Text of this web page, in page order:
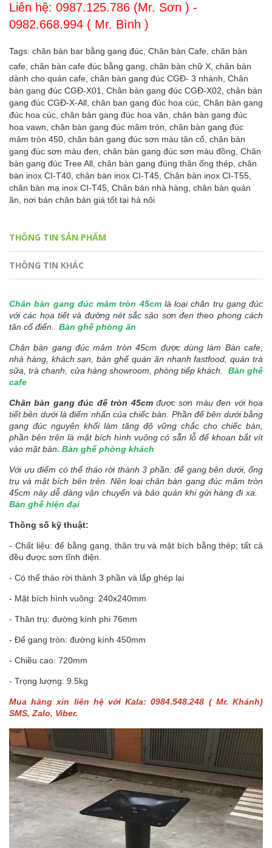
Liên hệ: 0987.125.786 (Mr. Sơn ) -
0982.668.994 ( Mr. Bình )
Tags: chân bàn bar bằng gang đúc, Chân bàn Cafe, chân bàn
cafe, chân bàn cafe đúc bằng gang, chân bàn chữ X, chân bàn
dành cho quán cafe, chân bàn gang đúc CGĐ- 3 nhánh, Chân
bàn gang đúc CGĐ-X01, Chân bàn gang đúc CGĐ-X02, chân bàn
gang đúc CGĐ-X-All, chân ban gang đúc hoa cúc, Chân bàn gang
đúc hoa cúc, chân bàn gang đúc hoa văn, chân bàn gang đúc
hoa vawn, chân bàn gang đúc mâm tròn, chân bàn gang đúc
mâm tròn 450, chân bàn gang đúc sơn màu tân cổ, chân bàn
gang đúc sơn màu đen, chân bàn gang đúc sơn màu đồng, Chân
bàn gang đúc Tree All, chân bàn gang đúng thân ống thép, chân
bàn inox CI-T40, chân bàn inox CI-T45, Chân bàn inox CI-T55,
chân bàn mạ inox CI-T45, Chân bàn nhà hàng, chân bàn quán
ăn, nơi bán chân bàn giá tốt tại hà nôi
THÔNG TIN SẢN PHẨM
THÔNG TIN KHÁC
Chân bàn gang đúc mâm tròn 45cmlà loại chân trụ gang đúc
với các họa tiết và đường nét sắc sảo sơn đen theo phong cách
tân cổ điển.
Bàn ghế phòng ăn
Chân bàn gang đúc mâm tròn 45cm được dùng làm Bàn cafe,
nhà hàng, khách sạn, bàn ghế quán ăn nhanh fastfood, quán trà
sữa, trà chanh, cửa hàng showroom, phòng tiếp khách.
Bàn ghế
cafe
Chân bàn gang đúc đế tròn 45cmđược sơn màu đen với họa
tiết bên dưới là điểm nhấn của chiếc bàn. Phần đế bên dưới bằng
gang đúc nguyên khối làm tăng độ vững chắc cho chiếc bàn,
phần bên trên là mặt bích hình vuông có sẵn lỗ để khoan bắt vít
vào mặt bàn. Bàn ghế phòng khách
Với ưu điểm có thể tháo rời thành 3 phần: đế gang bên dưới, ống
trụ và mặt bích bên trên. Nên loại chân bàn gang đúc mâm tròn
45cm này dễ dàng vận chuyển và bảo quản khi gửi hàng đi xa.
Bàn ghế hiện đại
Thông số kỹ thuật:
- Chất liệu: đế bằng gang, thân trụ và mặt bích bằng thép; tất cả
đều được sơn tĩnh điện.
- Có thể tháo rời thành 3 phần và lắp ghép lại
- Mặt bích hình vuông: 240x240mm
- Thân trụ: đường kính phi 76mm
- Đế gang tròn: đường kính 450mm
- Chiều cao: 720mm
- Trọng lượng: 9.5kg
Mua hàng xin liên hệ với Kala: 0984.548.248 ( Mr. Khánh)
SMS, Zalo, Viber.